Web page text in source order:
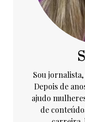
Sou
Depois de
ajudo
de